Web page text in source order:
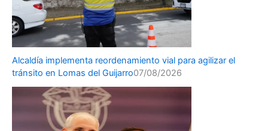
Alcaldía implementa reordenamiento vial para agilizar el
tránsito en Lomas del Guijarro07/08/2026